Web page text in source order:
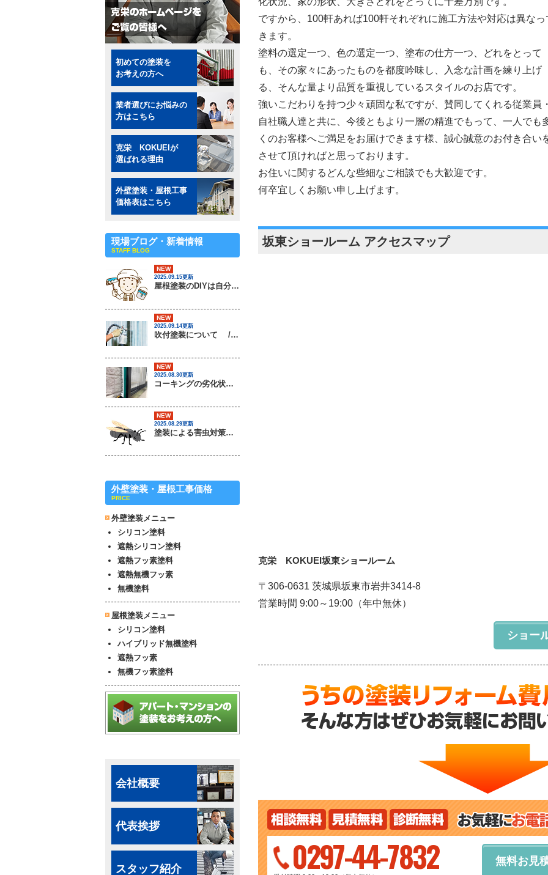
ですから、100軒あれば100軒それぞれに施工方法や対応は異なっ
きます。
塗料の選定一つ、色の選定一つ、塗布の仕方一つ、どれをとって
も、その家々にあったものを都度吟味し、入念な計画を練り上げ
る、そんな量より品質を重視しているスタイルのお店です。
強いこだわりを持つ少々頑固な私ですが、賛同してくれる従業員
自社職人達と共に、今後ともより一層の精進でもって、一人でも
くのお客様へご満足をお届けできます様、誠心誠意のお付き合い
させて頂ければと思っております。
お住いに関するどんな些細なご相談でも大歓迎です。
何卒宜しくお願い申し上げます。
坂東ショールーム アクセスマップ
克栄 KOKUEI坂東ショールーム
〒306-0631 茨城県坂東市岩井3414-8
営業時間 9:00～19:00（年中無休）
ショー
0297-44-7832 無料お見
初めての塗装を
お考えの方へ
業者選びにお悩みの
方はこちら
克栄 KOKUEIが
選ばれる理由
外壁塗装・屋根工事
価格表はこちら
現場ブログ・新着情報
STAFF BLOG
NEW
2025.09.15更新
屋根塗装のDIYは自分でできるの？ / 茨城県常総市・坂東市・守谷市・つくば市・境町の外壁塗装＆屋根専門店
NEW
2025.09.14更新
吹付塗装について / 茨城県常総市・坂東市・守谷市・つくば市・境町の外壁塗装＆屋根専門店
NEW
2025.08.30更新
コーキングの劣化状況について / 茨城県常総市・坂東市・守谷市・つくば市・境町の外壁塗装＆屋根専門店
NEW
2025.08.29更新
塗装による害虫対策は可能なのか？ / 茨城県常総市・坂東市・守谷市・つくば市・境町の外壁塗装＆屋根専門店
外壁塗装・屋根工事価格
PRICE
外壁塗装メニュー
シリコン塗料
遮熱シリコン塗料
遮熱フッ素塗料
遮熱無機フッ素
無機塗料
屋根塗装メニュー
シリコン塗料
ハイブリッド無機塗料
遮熱フッ素
無機フッ素塗料
会社概要
代表挨拶
スタッフ紹介